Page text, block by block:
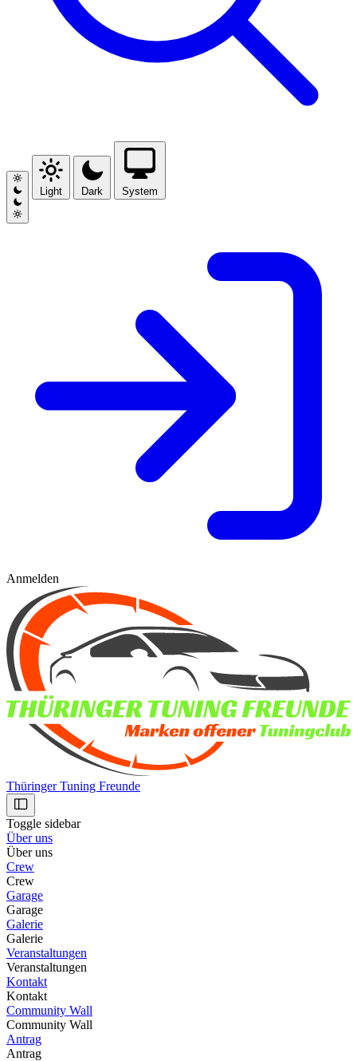
Light Dark System
Anmelden
Thüringer Tuning Freunde
Toggle sidebar
Über uns
Über uns
Crew
Crew
Garage
Garage
Galerie
Galerie
Veranstaltungen
Veranstaltungen
Kontakt
Kontakt
Community Wall
Community Wall
Antrag
Antrag